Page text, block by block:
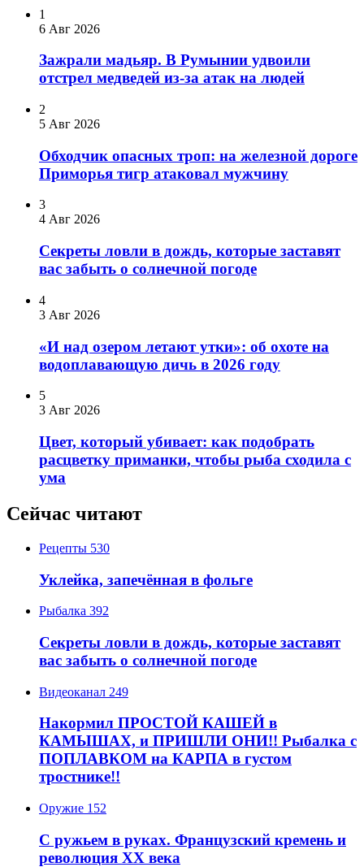
1
6 Авг 2026
Зажрали мадьяр. В Румынии удвоили
отстрел медведей из-за атак на людей
2
5 Авг 2026
Обходчик опасных троп: на железной дороге
Приморья тигр атаковал мужчину
3
4 Авг 2026
Секреты ловли в дождь, которые заставят
вас забыть о солнечной погоде
4
3 Авг 2026
«И над озером летают утки»: об охоте на
водоплавающую дичь в 2026 году
5
3 Авг 2026
Цвет, который убивает: как подобрать
расцветку приманки, чтобы рыба сходила с
ума
Сейчас читают
Рецепты 530
Уклейка, запечённая в фольге
Рыбалка 392
Секреты ловли в дождь, которые заставят
вас забыть о солнечной погоде
Видеоканал 249
Накормил ПРОСТОЙ КАШЕЙ в
КАМЫШАХ, и ПРИШЛИ ОНИ!! Рыбалка с
ПОПЛАВКОМ на КАРПА в густом
тростнике!!
Оружие 152
С ружьем в руках. Французский кремень и
революция XX века